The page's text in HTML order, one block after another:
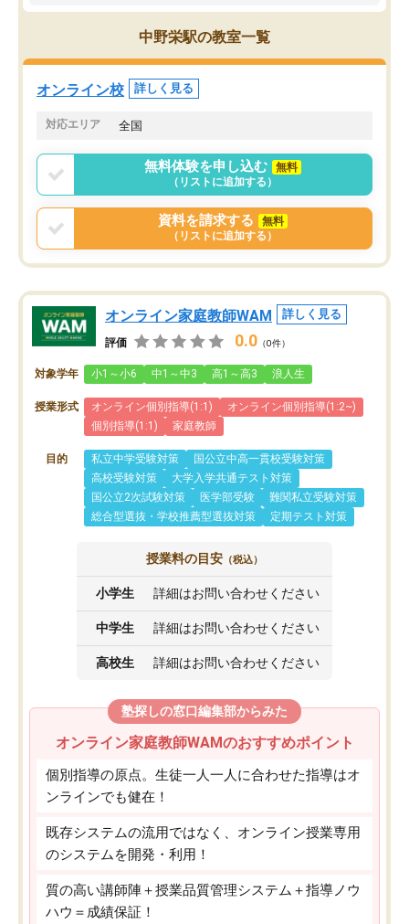
のも重宝しています。
中野栄駅の教室一覧
オンライン校 詳しく見る
対応エリア 全国
無料体験を申し込む
無料
（リストに追加する）
資料を請求する
無料
（リストに追加する）
オンライン家庭教師WAM 詳しく見る
評価 0.0 （0件）
対象学年 小1～小6 中1～中3 高1～高3 浪人生
授業形式 オンライン個別指導(1:1)
オンライン個別指導(1:2~)
個別指導(1:1)
家庭教師
目的 私立中学受験対策
国公立中高一貫校受験対策
高校受験対策
大学入学共通テスト対策
国公立2次試験対策
医学部受験
難関私立受験対策
総合型選抜・学校推薦型選抜対策
定期テスト対策
授業料の目安 （税込）
小学生 詳細はお問い合わせください
中学生 詳細はお問い合わせください
高校生 詳細はお問い合わせください
塾探しの窓口編集部からみた
オンライン家庭教師WAMのおすすめポイント
個別指導の原点。生徒一人一人に合わせた指導はオ
ンラインでも健在！
既存システムの流用ではなく、オンライン授業専用
のシステムを開発・利用！
質の高い講師陣＋授業品質管理システム＋指導ノウ
ハウ＝成績保証！